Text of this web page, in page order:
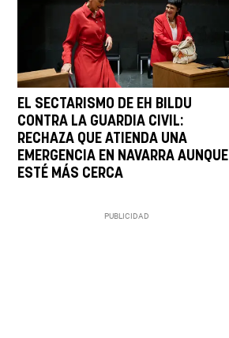
EL SECTARISMO DE EH BILDU
CONTRA LA GUARDIA CIVIL:
RECHAZA QUE ATIENDA UNA
EMERGENCIA EN NAVARRA AUNQUE
ESTÉ MÁS CERCA